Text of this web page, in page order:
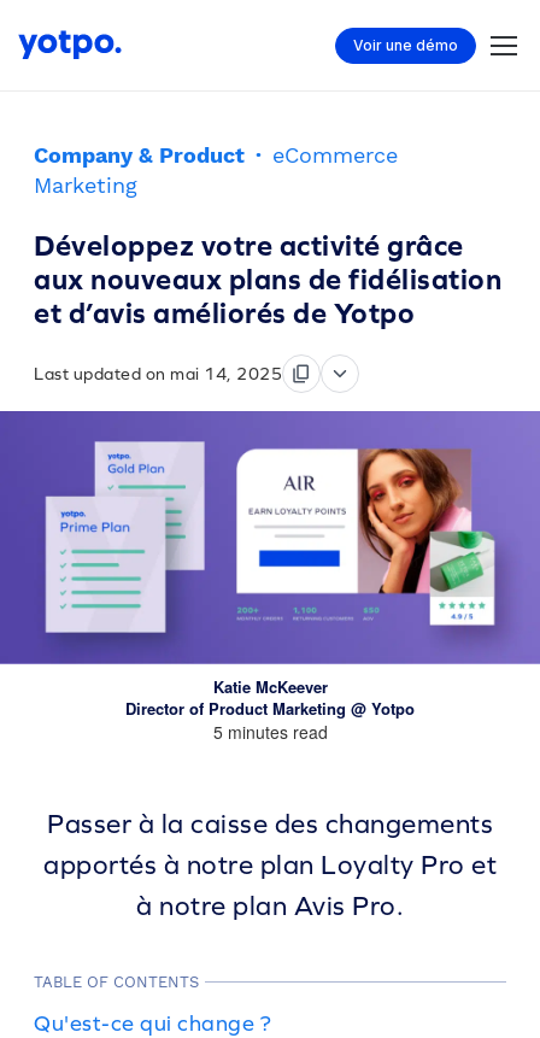
Voir une démo
Company & Product · eCommerce
Marketing
Développez votre activité grâce
aux nouveaux plans de fidélisation
et d’avis améliorés de Yotpo
Last updated on mai 14, 2025
Katie McKeever
Director of Product Marketing @ Yotpo
5 minutes read
Passer à la caisse des changements
apportés à notre plan Loyalty Pro et
à notre plan Avis Pro.
TABLE OF CONTENTS
Qu'est-ce qui change ?